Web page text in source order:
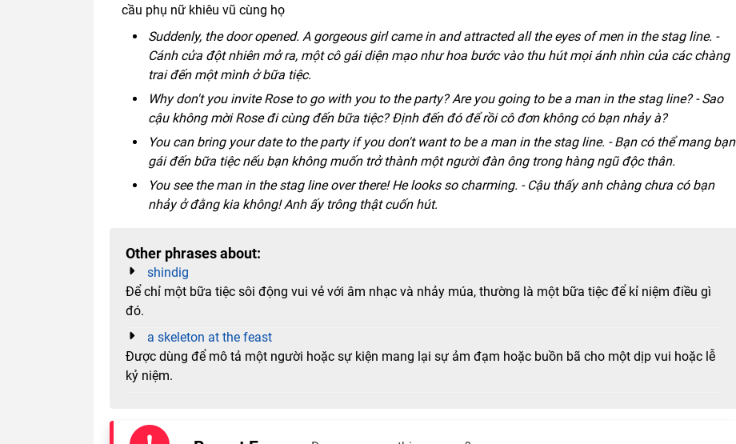
cầu phụ nữ khiêu vũ cùng họ
Suddenly, the door opened. A gorgeous girl came in and attracted all the eyes of men in the stag line. -
Cánh cửa đột nhiên mở ra, một cô gái diện mạo như hoa bước vào thu hút mọi ánh nhìn của các chàng
trai đến một mình ở bữa tiệc.
Why don't you invite Rose to go with you to the party? Are you going to be a man in the stag line? - Sao
cậu không mời Rose đi cùng đến bữa tiệc? Định đến đó để rồi cô đơn không có bạn nhảy à?
You can bring your date to the party if you don't want to be a man in the stag line. - Bạn có thể mang bạn
gái đến bữa tiệc nếu bạn không muốn trở thành một người đàn ông trong hàng ngũ độc thân.
You see the man in the stag line over there! He looks so charming. - Cậu thấy anh chàng chưa có bạn
nhảy ở đằng kia không! Anh ấy trông thật cuốn hút.
Other phrases about:
shindig
Để chỉ một bữa tiệc sôi động vui vẻ với âm nhạc và nhảy múa, thường là một bữa tiệc để kỉ niệm điều gì
đó.
a skeleton at the feast
Được dùng để mô tả một người hoặc sự kiện mang lại sự ảm đạm hoặc buồn bã cho một dịp vui hoặc lễ
kỷ niệm.